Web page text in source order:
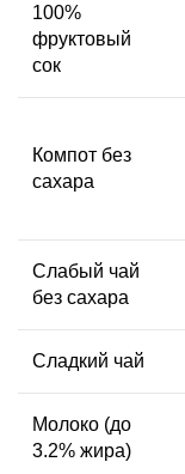
100%
фруктовый
сок
Компот без
сахара
Слабый чай
без сахара
Сладкий чай
Молоко (до
3.2% жира)